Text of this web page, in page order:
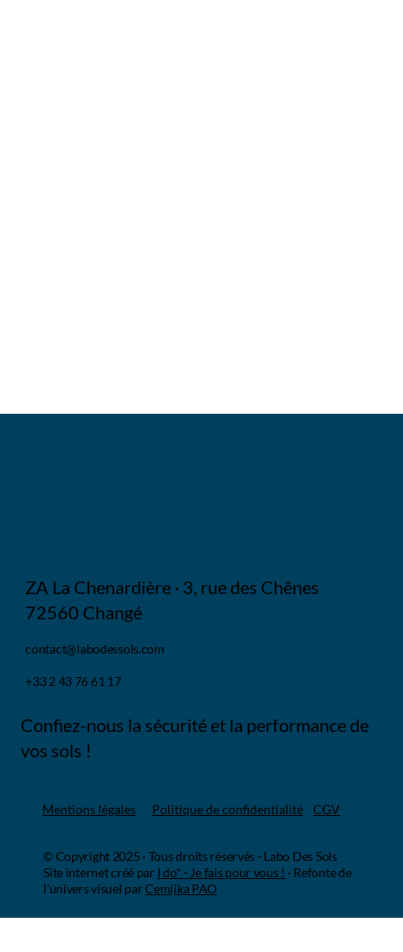
ZA La Chenardière · 3, rue des Chênes
72560 Changé
contact@labodessols.com
+33 2 43 76 61 17
Confiez-nous la sécurité et la performance de
vos sols !
© Copyright 2025 · Tous droits réservés - Labo Des Sols
Site internet créé par I do* - Je fais pour vous ! · Refonte de
l'univers visuel parCemjika PAO
Mentions légales Politique de confidentialité CGV